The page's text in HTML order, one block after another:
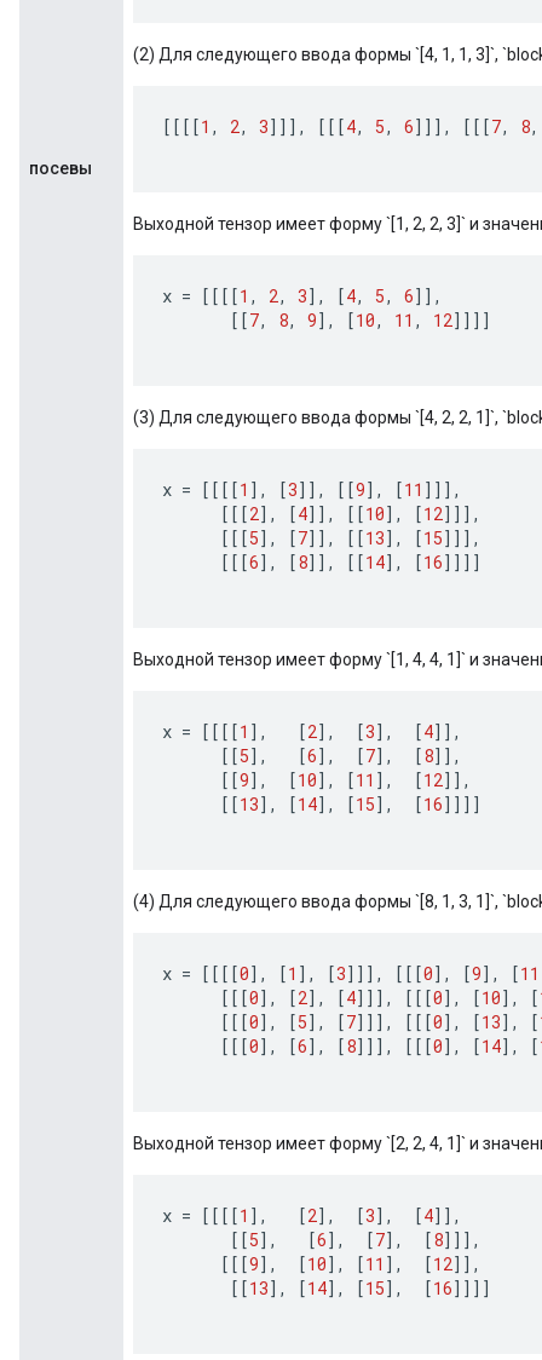
посевы
(2) Для следующего ввода формы `[4, 1, 1, 3]`,
[[[[1 , 2, 3]]] , [[[4, 5, 6]]] , [[[7, 8,
Выходной тензор имеет форму `[1, 2, 2, 3]` и
x = [[[[1 , 2, 3] , [4, 5, 6]] ,
[[7, 8, 9] , [10, 11 , 12]]]]
(3) Для следующего ввода формы `[4, 2, 2, 1]`,
x = [[[[1 ] , [3]] , [[9] , [11 ]]] ,
[[[2] , [4]] , [[10] , [12]]] ,
[[[5] , [7]] , [[13] , [15]]] ,
[[[6] , [8]] , [[14] , [16]]]]
Выходной тензор имеет форму `[1, 4, 4, 1]` и
x = [[[[1 ] , [2] , [3] , [4]] ,
[[5] , [6] , [7] , [8]] ,
[[9] , [10] , [11 ] , [12]] ,
[[13] , [14] , [15] , [16]]]]
(4) Для следующего ввода формы `[8, 1, 3, 1]`,
x = [[[[0] , [1 ] , [3]]] , [[[0] , [9] , [11
[[[0] , [2] , [4]]] , [[[0] , [10] , [
[[[0] , [5] , [7]]] , [[[0] , [13] , [
[[[0] , [6] , [8]]] , [[[0] , [14] , [
Выходной тензор имеет форму `[2, 2, 4, 1]` и
x = [[[[1 ] , [2] , [3] , [4]] ,
[[5] , [6] , [7] , [8]]] ,
[[[9] , [10] , [11 ] , [12]] ,
[[13] , [14] , [15] , [16]]]]